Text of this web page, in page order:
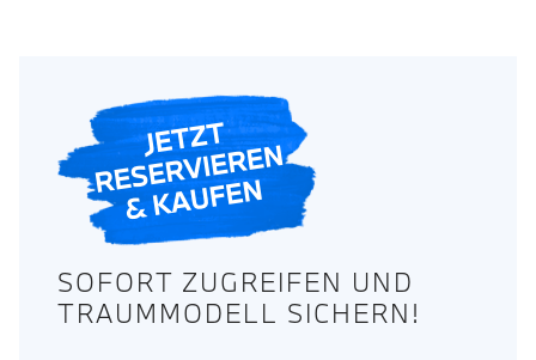
SOFORT ZUGREIFEN UND
TRAUMMODELL SICHERN!